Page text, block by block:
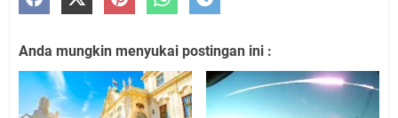
Anda mungkin menyukai postingan ini :